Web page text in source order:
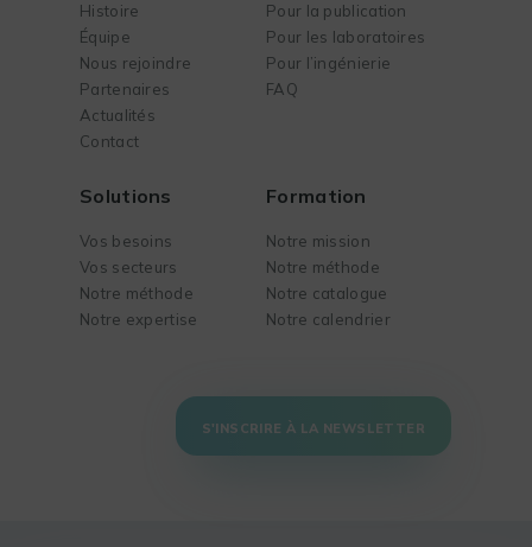
Histoire
Équipe
Nous rejoindre
Partenaires
Actualités
Contact
Pour la publication
Pour les laboratoires
Pour l’ingénierie
FAQ
Solutions
Vos besoins
Vos secteurs
Notre méthode
Notre expertise
Formation
Notre mission
Notre méthode
Notre catalogue
Notre calendrier
S'INSCRIRE À LA NEWSLETTER